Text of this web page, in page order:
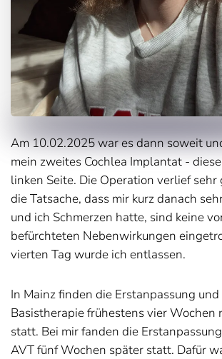
Am 10.02.2025 war es dann soweit
mein zweites Cochlea Implantat -
linken Seite. Die Operation verlief sehr
die Tatsache, dass mir kurz danach
und ich Schmerzen hatte, sind keine
befürchteten Nebenwirkungen
vierten Tag wurde ich entlassen.
In Mainz finden die Erstanpassung
Basistherapie frühestens vier Wochen
statt. Bei mir fanden die
AVT fünf Wochen später statt. Dafür